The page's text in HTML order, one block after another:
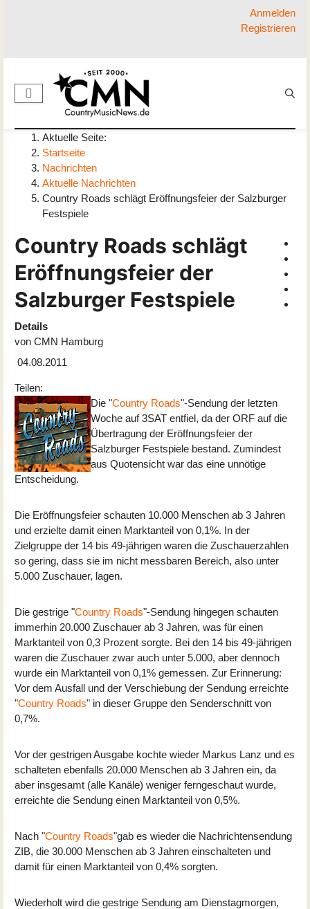
Anmelden
Registrieren
Aktuelle Seite:
Startseite
Nachrichten
Aktuelle Nachrichten
Country Roads schlägt Eröffnungsfeier der Salzburger
Festspiele
Country Roads schlägt
Eröffnungsfeier der
Salzburger Festspiele
Details
von CMN Hamburg
04.08.2011
Teilen:
Die "Country Roads"-Sendung der letzten
Woche auf 3SAT entfiel, da der ORF auf die
Übertragung der Eröffnungsfeier der
Salzburger Festspiele bestand. Zumindest
aus Quotensicht war das eine unnötige
Entscheidung.
Die Eröffnungsfeier schauten 10.000 Menschen ab 3 Jahren
und erzielte damit einen Marktanteil von 0,1%. In der
Zielgruppe der 14 bis 49-jährigen waren die Zuschauerzahlen
so gering, dass sie im nicht messbaren Bereich, also unter
5.000 Zuschauer, lagen.
Die gestrige "Country Roads"-Sendung hingegen schauten
immerhin 20.000 Zuschauer ab 3 Jahren, was für einen
Marktanteil von 0,3 Prozent sorgte. Bei den 14 bis 49-jährigen
waren die Zuschauer zwar auch unter 5.000, aber dennoch
wurde ein Marktanteil von 0,1% gemessen. Zur Erinnerung:
Vor dem Ausfall und der Verschiebung der Sendung erreichte
"Country Roads" in dieser Gruppe den Senderschnitt von
0,7%.
Vor der gestrigen Ausgabe kochte wieder Markus Lanz und es
schalteten ebenfalls 20.000 Menschen ab 3 Jahren ein, da
aber insgesamt (alle Kanäle) weniger ferngeschaut wurde,
erreichte die Sendung einen Marktanteil von 0,5%.
Nach "Country Roads"gab es wieder die Nachrichtensendung
ZIB, die 30.000 Menschen ab 3 Jahren einschalteten und
damit für einen Marktanteil von 0,4% sorgten.
Wiederholt wird die gestrige Sendung am Dienstagmorgen,